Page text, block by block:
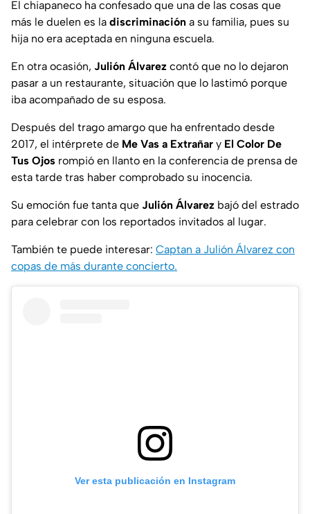
El chiapaneco ha confesado que una de las cosas que
más le duelen es la discriminación a su familia, pues su
hija no era aceptada en ninguna escuela.
En otra ocasión, Julión Álvarez contó que no lo dejaron
pasar a un restaurante, situación que lo lastimó porque
iba acompañado de su esposa.
Después del trago amargo que ha enfrentado desde
2017, el intérprete de Me Vas a Extrañar y El Color De
Tus Ojos rompió en llanto en la conferencia de prensa de
esta tarde tras haber comprobado su inocencia.
Su emoción fue tanta que Julión Álvarez bajó del estrado
para celebrar con los reportados invitados al lugar.
También te puede interesar: Captan a Julión Álvarez con
copas de más durante concierto.
Ver esta publicación en Instagram